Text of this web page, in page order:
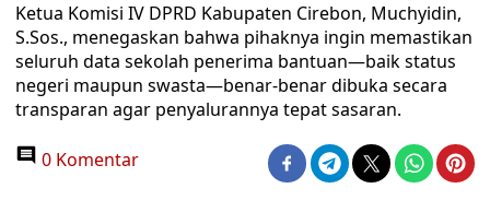
Ketua Komisi IV DPRD Kabupaten Cirebon, Muchyidin,
S.Sos., menegaskan bahwa pihaknya ingin memastikan
seluruh data sekolah penerima bantuan—baik status
negeri maupun swasta—benar-benar dibuka secara
transparan agar penyalurannya tepat sasaran.
0 Komentar